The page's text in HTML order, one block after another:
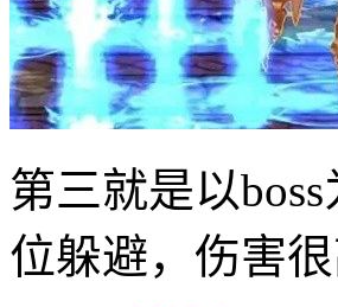
第三就是以
位躲避，伤害